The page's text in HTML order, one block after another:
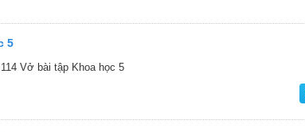
5
Vở bài tập Khoa học 5